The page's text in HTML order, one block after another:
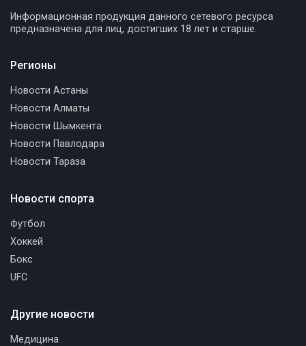
Информационная продукция данного сетевого ресурса
предназначена для лиц, достигших 18 лет и старше.
Регионы
Новости Астаны
Новости Алматы
Новости Шымкента
Новости Павлодара
Новости Тараза
Новости спорта
Футбол
Хоккей
Бокс
UFC
Другие новости
Медицина